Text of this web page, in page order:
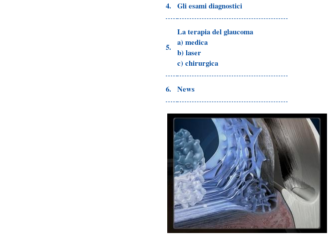
4. Gli esami diagnostici
5.
La terapia del glaucoma
a) medica
b) laser
c) chirurgica
6. News